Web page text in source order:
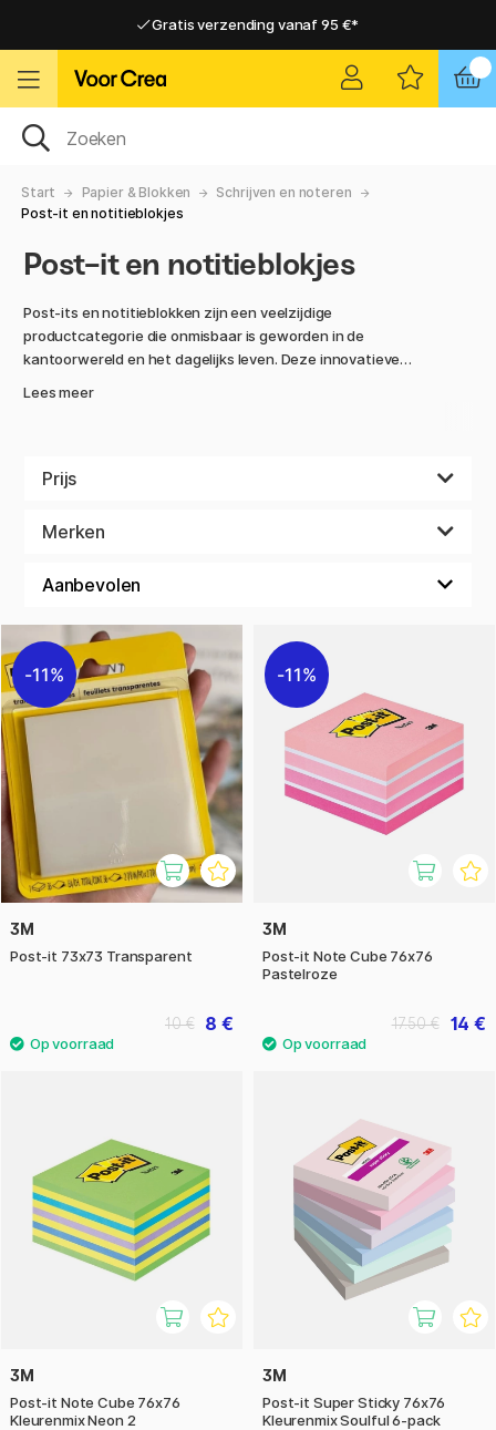
Gratis verzending vanaf 95 €*
Gratis verzending vanaf 95 €*
Start Papier & Blokken
Schrijven en noteren
Post-it en notitieblokjes
Post-it en notitieblokjes
Post-its en notitieblokken zijn een veelzijdige
productcategorie die onmisbaar is geworden in de
kantoorwereld en het dagelijks leven. Deze innovatieve
belangrijke secties in documenten te markeren en
informatie te noteren en deze op zichtbare plaatsen zoals
Hier bij Pen Stores' creatieve kantoor worden ze zeer
Lees meer
Prijs
Merken
11%
3M
Post-it 73x73 Transparent
8 €
10 €
11%
3M
Post-it Note Cube 76x76
Pastelroze
14 €
17.50 €
3M
Post-it Note Cube 76x76
Kleurenmix Neon 2
3M
Post-it Super Sticky 76x76
Kleurenmix Soulful 6-pack